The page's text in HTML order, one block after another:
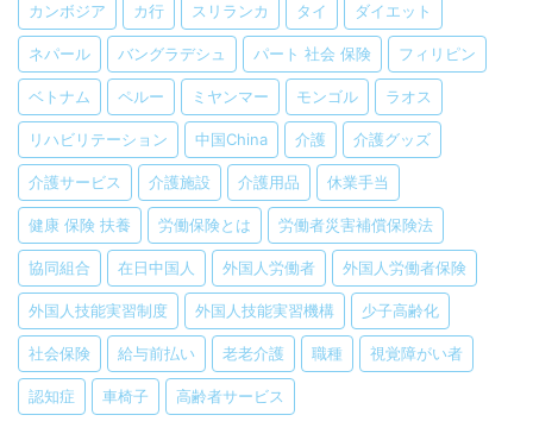
カンボジア カ行 スリランカ タイ ダイエット
ネパール バングラデシュ パート 社会 保険 フィリピン
ベトナム ペルー ミヤンマー モンゴル ラオス
リハビリテーション 中国China 介護 介護グッズ
介護サービス 介護施設 介護用品 休業手当
健康 保険 扶養 労働保険とは 労働者災害補償保険法
協同組合 在日中国人 外国人労働者 外国人労働者保険
外国人技能実習制度 外国人技能実習機構 少子高齢化
社会保険 給与前払い 老老介護 職種 視覚障がい者
認知症 車椅子 高齢者サービス